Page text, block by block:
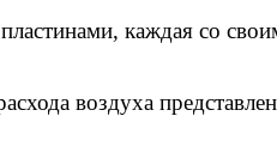
каждая со
воздуха